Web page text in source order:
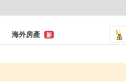
海外房產 新